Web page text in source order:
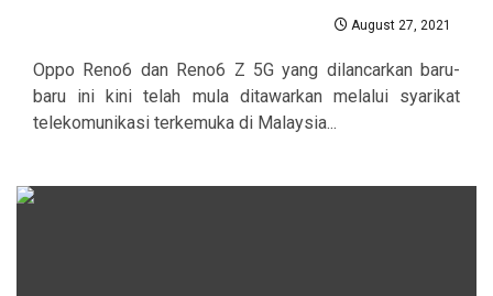
August 27, 2021
Oppo Reno6 dan Reno6 Z 5G yang dilancarkan baru-
baru ini kini telah mula ditawarkan melalui syarikat
telekomunikasi terkemuka di Malaysia...